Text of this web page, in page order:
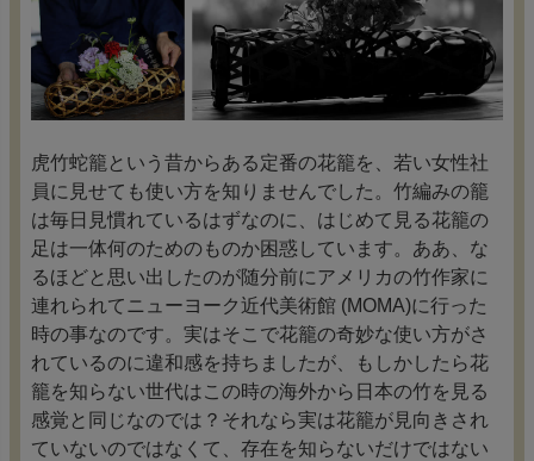
虎竹蛇籠という昔からある定番の花籠を、若い女性社
員に見せても使い方を知りませんでした。竹編みの籠
は毎日見慣れているはずなのに、はじめて見る花籠の
足は一体何のためのものか困惑しています。ああ、な
るほどと思い出したのが随分前にアメリカの竹作家に
連れられてニューヨーク近代美術館 (MOMA)に行った
時の事なのです。実はそこで花籠の奇妙な使い方がさ
れているのに違和感を持ちましたが、もしかしたら花
籠を知らない世代はこの時の海外から日本の竹を見る
感覚と同じなのでは？それなら実は花籠が見向きされ
ていないのではなくて、存在を知らないだけではない